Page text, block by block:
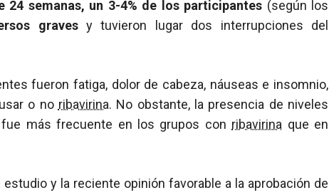
24 semanas, un 3-4% de los participantes (según los
graves y tuvieron lugar dos interrupciones del
fueron fatiga, dolor de cabeza, náuseas e insomnio,
o no ribavirina. No obstante, la presencia de niveles
más frecuente en los grupos con ribavirina que en
y la reciente opinión favorable a la aprobación de